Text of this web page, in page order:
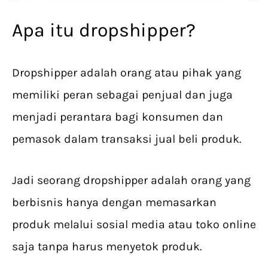
Apa itu dropshipper?
Dropshipper adalah orang atau pihak yang
memiliki peran sebagai penjual dan juga
menjadi perantara bagi konsumen dan
pemasok dalam transaksi jual beli produk.
Jadi seorang dropshipper adalah orang yang
berbisnis hanya dengan memasarkan
produk melalui sosial media atau toko online
saja tanpa harus menyetok produk.